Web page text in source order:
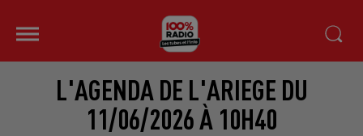
L'AGENDA DE L'ARIEGE DU
11/06/2026 À 10H40